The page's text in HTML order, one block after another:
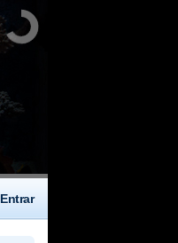
Entrar